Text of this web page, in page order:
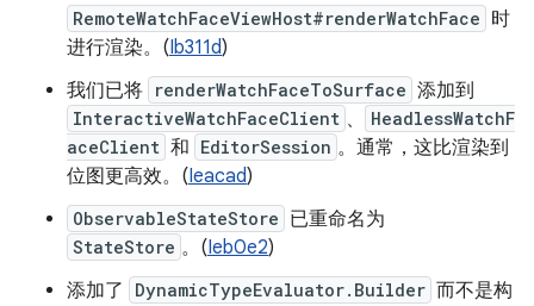
RemoteWatchFaceViewHost#renderWatchFace 时
进行渲染。(Ib311d)
我们已将 renderWatchFaceToSurface 添加到
InteractiveWatchFaceClient 、
HeadlessWatchF
aceClient 和 EditorSession 。通常，这比渲染到
位图更高效。(Ieacad)
ObservableStateStore 已重命名为
StateStore 。(Ieb0e2)
添加了
DynamicTypeEvaluator.Builder 而不是构